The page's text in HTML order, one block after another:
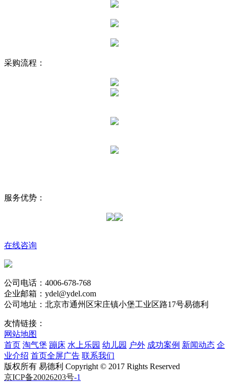
采购流程：
服务优势：
在线咨询
公司电话：4006-678-768
企业邮箱：ydel@ydel.com
公司地址：北京市通州区宋庄镇小堡工业区路17号易德利
友情链接：
网站地图
首页 淘气堡 蹦床 水上乐园 幼儿园 户外 成功案例 新闻动态 企
业介绍 首页全屏广告 联系我们
版权所有 易德利 Copyright © 2017 Rights Reserved
京ICP备20026203号-1